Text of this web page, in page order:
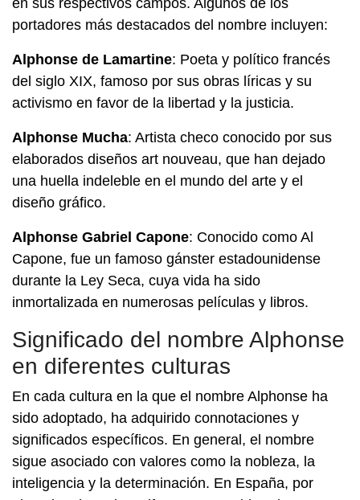
en sus respectivos campos. Algunos de los
portadores más destacados del nombre incluyen:
Alphonse de Lamartine: Poeta y político francés
del siglo XIX, famoso por sus obras líricas y su
activismo en favor de la libertad y la justicia.
Alphonse Mucha: Artista checo conocido por sus
elaborados diseños art nouveau, que han dejado
una huella indeleble en el mundo del arte y el
diseño gráfico.
Alphonse Gabriel Capone: Conocido como Al
Capone, fue un famoso gánster estadounidense
durante la Ley Seca, cuya vida ha sido
inmortalizada en numerosas películas y libros.
Significado del nombre Alphonse
en diferentes culturas
En cada cultura en la que el nombre Alphonse ha
sido adoptado, ha adquirido connotaciones y
significados específicos. En general, el nombre
sigue asociado con valores como la nobleza, la
inteligencia y la determinación. En España, por